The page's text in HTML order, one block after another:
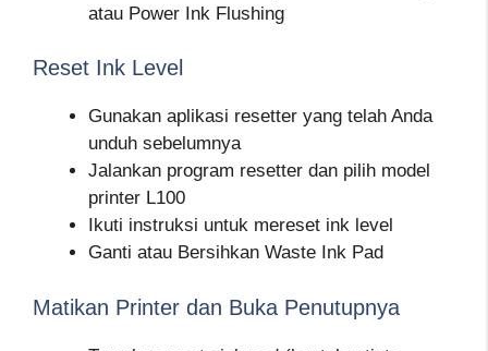
atau Power Ink Flushing
Reset Ink Level
Gunakan aplikasi resetter yang telah Anda
unduh sebelumnya
Jalankan program resetter dan pilih model
printer L100
Ikuti instruksi untuk mereset ink level
Ganti atau Bersihkan Waste Ink Pad
Matikan Printer dan Buka Penutupnya